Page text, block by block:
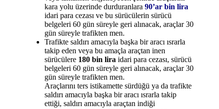
kara yolu üzerinde durduranlara90’ar bin lira
idari para cezası ve bu sürücülerin sürücü
belgeleri 60 gün süreyle geri alınacak, araçlar 30
gün süreyle trafikten men.
Trafikte saldırı amacıyla başka bir aracı ısrarla
takip eden veya bu amaçla araçtan inen
sürücülere 180 bin lira idari para cezası, sürücü
belgeleri 60 gün süreyle geri alınacak, araçlar 30
gün süreyle trafikten men.
Araçlarını ters istikamette sürdüğü ya da trafikte
saldırı amacıyla başka bir aracı ısrarla takip
ettiği, saldırı amacıyla araçtan indiği